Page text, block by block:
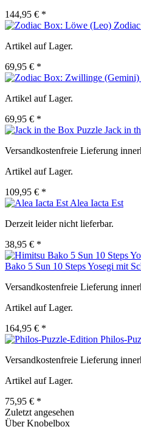
144,95 € *
Artikel auf Lager.
69,95 € *
Artikel auf Lager.
69,95 € *
Jack in
Versandkostenfreie Lieferung
Artikel auf Lager.
109,95 € *
Alea Iacta Est
Derzeit leider nicht lieferbar.
38,95 € *
Bako 5 Sun 10 Steps Yosegi mit
Versandkostenfreie Lieferung
Artikel auf Lager.
164,95 € *
Philos-
Versandkostenfreie Lieferung
Artikel auf Lager.
75,95 € *
Zuletzt angesehen
Über Knobelbox